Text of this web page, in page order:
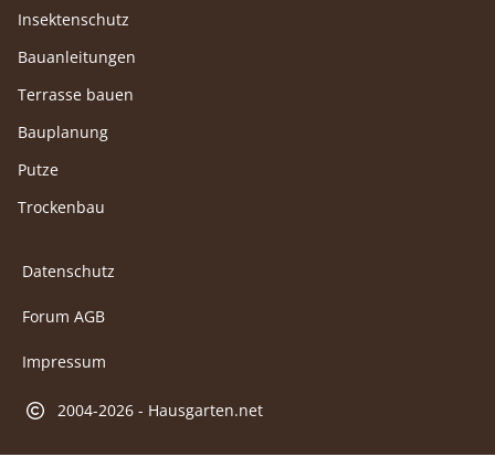
Insektenschutz
Bauanleitungen
Terrasse bauen
Bauplanung
Putze
Trockenbau
Datenschutz
Forum AGB
Impressum
2004-2026 - Hausgarten.net